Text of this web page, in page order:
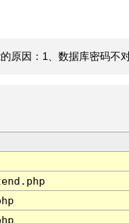
原因：1、数据库密码不